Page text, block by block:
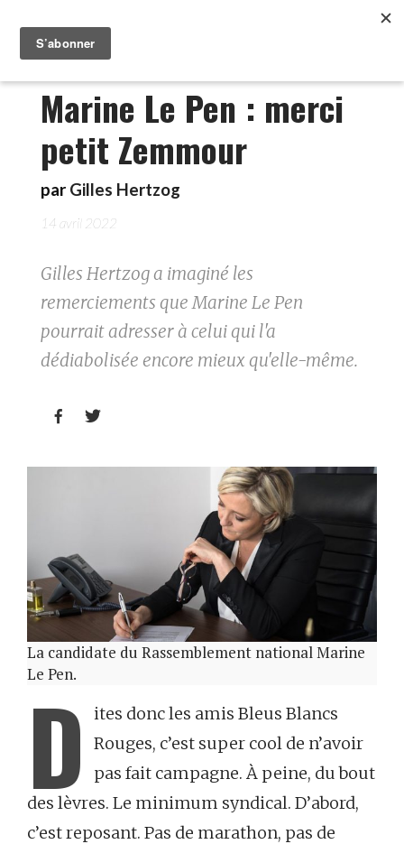
Marine Le Pen : merci
petit Zemmour
par Gilles Hertzog
14 avril 2022
Gilles Hertzog a imaginé les
remerciements que Marine Le Pen
pourrait adresser à celui qui l'a
dédiabolisée encore mieux qu'elle-même.
 
La candidate du Rassemblement national Marine
Le Pen.
D
ites donc les amis Bleus Blancs
Rouges, c’est super cool de n’avoir
pas fait campagne. À peine, du bout
des lèvres. Le minimum syndical. D’abord,
c’est reposant. Pas de marathon, pas de